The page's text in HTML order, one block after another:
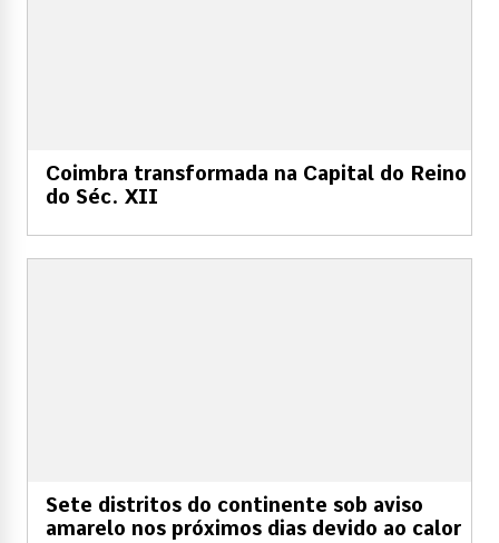
Coimbra transformada na Capital do Reino
do Séc. XII
Sete distritos do continente sob aviso
amarelo nos próximos dias devido ao calor